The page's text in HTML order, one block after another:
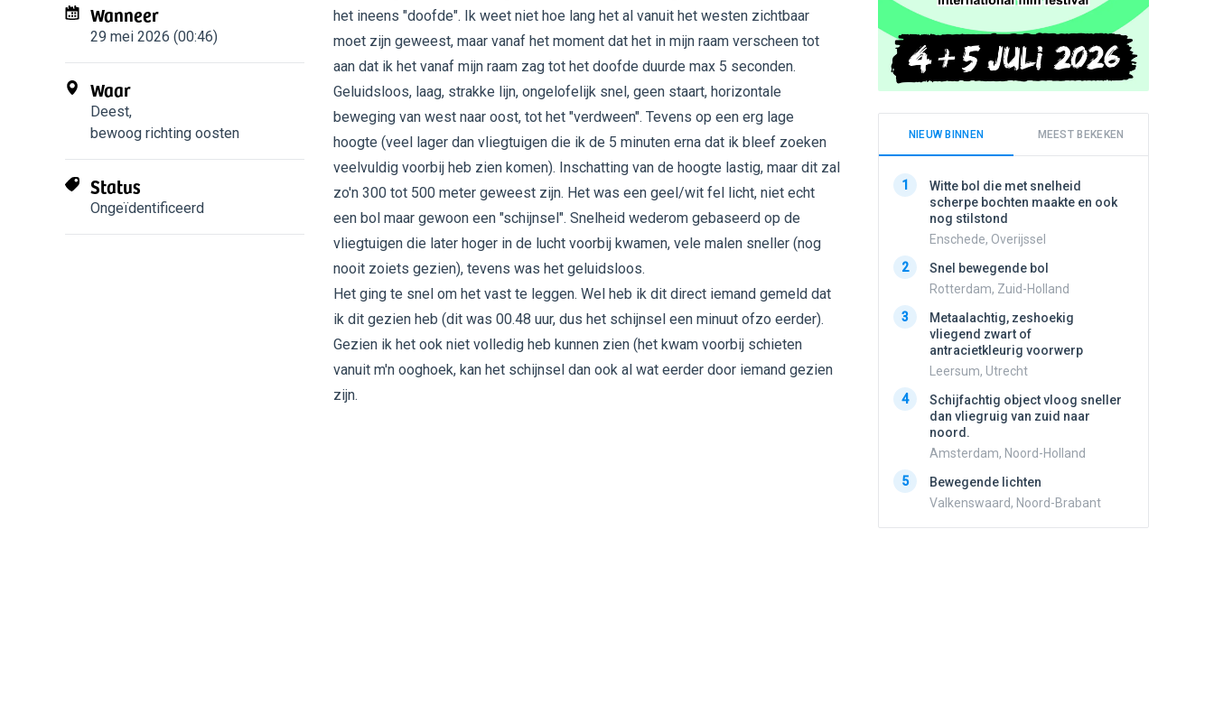
Wanneer
29 mei 2026 (00:46)
Waar
Deest,
bewoog richting oosten
Status
Ongeïdentificeerd
het ineens "doofde". Ik weet niet hoe lang het al vanuit het westen zichtbaar
moet zijn geweest, maar vanaf het moment dat het in mijn raam verscheen tot
aan dat ik het vanaf mijn raam zag tot het doofde duurde max 5 seconden.
Geluidsloos, laag, strakke lijn, ongelofelijk snel, geen staart, horizontale
beweging van west naar oost, tot het "verdween". Tevens op een erg lage
hoogte (veel lager dan vliegtuigen die ik de 5 minuten erna dat ik bleef zoeken
veelvuldig voorbij heb zien komen). Inschatting van de hoogte lastig, maar dit zal
zo'n 300 tot 500 meter geweest zijn. Het was een geel/wit fel licht, niet echt
een bol maar gewoon een "schijnsel". Snelheid wederom gebaseerd op de
vliegtuigen die later hoger in de lucht voorbij kwamen, vele malen sneller (nog
nooit zoiets gezien), tevens was het geluidsloos.
Het ging te snel om het vast te leggen. Wel heb ik dit direct iemand gemeld dat
ik dit gezien heb (dit was 00.48 uur, dus het schijnsel een minuut ofzo eerder).
Gezien ik het ook niet volledig heb kunnen zien (het kwam voorbij schieten
vanuit m'n ooghoek, kan het schijnsel dan ook al wat eerder door iemand gezien
zijn.
NIEUW BINNEN MEEST BEKEKEN
1
Witte bol die met snelheid
scherpe bochten maakte en ook
nog stilstond
Enschede, Overijssel
2
Snel bewegende bol
Rotterdam, Zuid-Holland
3
Metaalachtig, zeshoekig
vliegend zwart of
antracietkleurig voorwerp
Leersum, Utrecht
4
Schijfachtig object vloog sneller
dan vliegruig van zuid naar
noord.
Amsterdam, Noord-Holland
5
Bewegende lichten
Valkenswaard, Noord-Brabant